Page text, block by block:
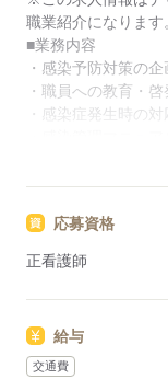
履歴書作成のア
お給料、お休み
【もちろん無料
費用は一切かか
職業紹介になります
■業務内容
・感染予防対策の
・職員への教育・啓
・感染症発生時の
・感染対策の実施
★おすすめポイント
病院でもあるため
年間休日120日！メ
賞与が4ヶ月とモチ
応募資格
正看護師
給与
交通費